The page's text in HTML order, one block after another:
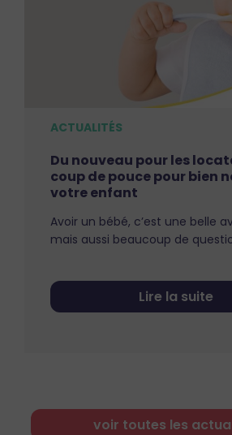
ACTUALITÉS
Du nouveau pour les
coup de pouce pour bien
votre enfant
Avoir un bébé, c’est une belle
mais aussi beaucoup de
Lire la suite
voir toutes les